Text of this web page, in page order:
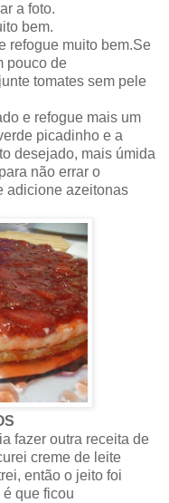
a foto.
bem.
refogue muito bem.Se
pouco de
tomates sem pele
e refogue mais um
picadinho e a
desejado, mais úmida
não errar o
adicione azeitonas
fazer outra receita de
creme de leite
então o jeito foi
que ficou